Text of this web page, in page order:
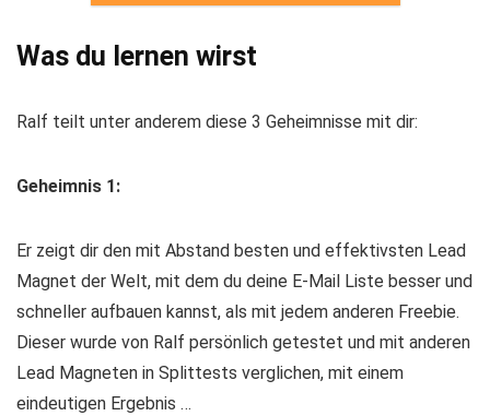
Was du lernen wirst
Ralf teilt unter anderem diese 3 Geheimnisse mit dir:
Geheimnis 1:
Er zeigt dir den mit Abstand besten und effektivsten Lead
Magnet der Welt, mit dem du deine E-Mail Liste besser und
schneller aufbauen kannst, als mit jedem anderen Freebie.
Dieser wurde von Ralf persönlich getestet und mit anderen
Lead Magneten in Splittests verglichen, mit einem
eindeutigen Ergebnis …